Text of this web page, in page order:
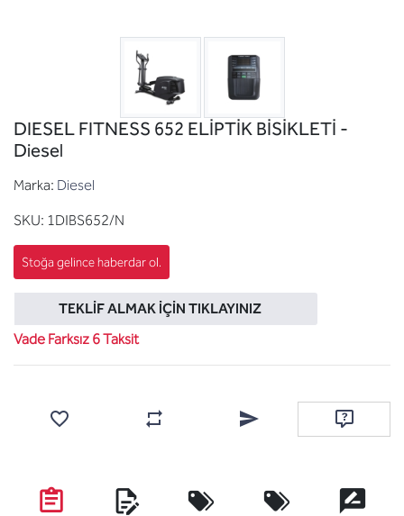
DIESEL FITNESS 652 ELİPTİK BİSİKLETİ -
Diesel
Marka: Diesel
SKU: 1DIBS652/N
TEKLIF ALMAK İÇIN TIKLAYINIZ
Vade Farksız 6 Taksit
Karşılaştırma listesine ekleArkadaşına e-posta ile
Soru sor